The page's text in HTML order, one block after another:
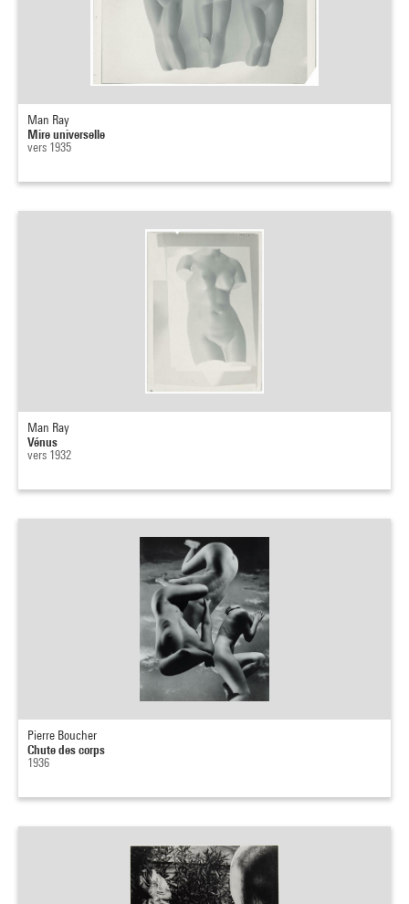
Man Ray
Mire universelle
vers 1935
Man Ray
Vénus
vers 1932
Pierre Boucher
Chute des corps
1936